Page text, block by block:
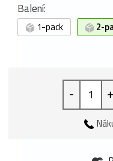
Balení:
1-pack 2-
- +